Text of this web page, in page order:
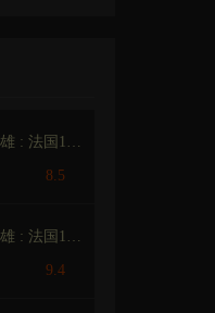
盟军战争英雄 : 法国1944 硬盘汉化版
8.5
盟军战争英雄 : 法国1944
9.4